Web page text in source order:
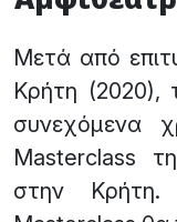
Μετά από
Κρήτη (2020),
συνεχόμενα
Masterclass
στην